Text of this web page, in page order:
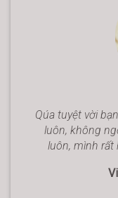
Qúa tuyệt vời
luôn, không
luôn, mình rất